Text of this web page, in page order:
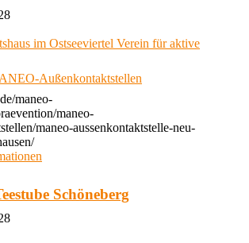
im Ostseeviertel Verein für aktive
Außenkontaktstellen
maneo-
maneo-
maneo-aussenkontaktstelle-neu-
Schöneberg